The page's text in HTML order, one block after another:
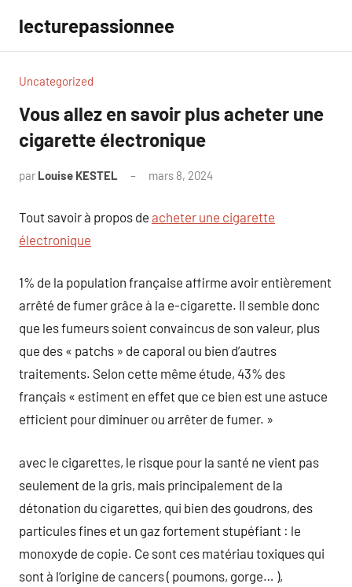
contenu
lecturepassionnee
Uncategorized
Vous allez en savoir plus acheter une
cigarette électronique
par Louise KESTEL mars 8, 2024
Tout savoir à propos de acheter une cigarette
électronique
1% de la population française affirme avoir entièrement
arrêté de fumer grâce à la e-cigarette. Il semble donc
que les fumeurs soient convaincus de son valeur, plus
que des « patchs » de caporal ou bien d’autres
traitements. Selon cette même étude, 43% des
français « estiment en effet que ce bien est une astuce
efficient pour diminuer ou arrêter de fumer. »
avec le cigarettes, le risque pour la santé ne vient pas
seulement de la gris, mais principalement de la
détonation du cigarettes, qui bien des goudrons, des
particules fines et un gaz fortement stupéfiant : le
monoxyde de copie. Ce sont ces matériau toxiques qui
sont à l’origine de cancers ( poumons, gorge… ),